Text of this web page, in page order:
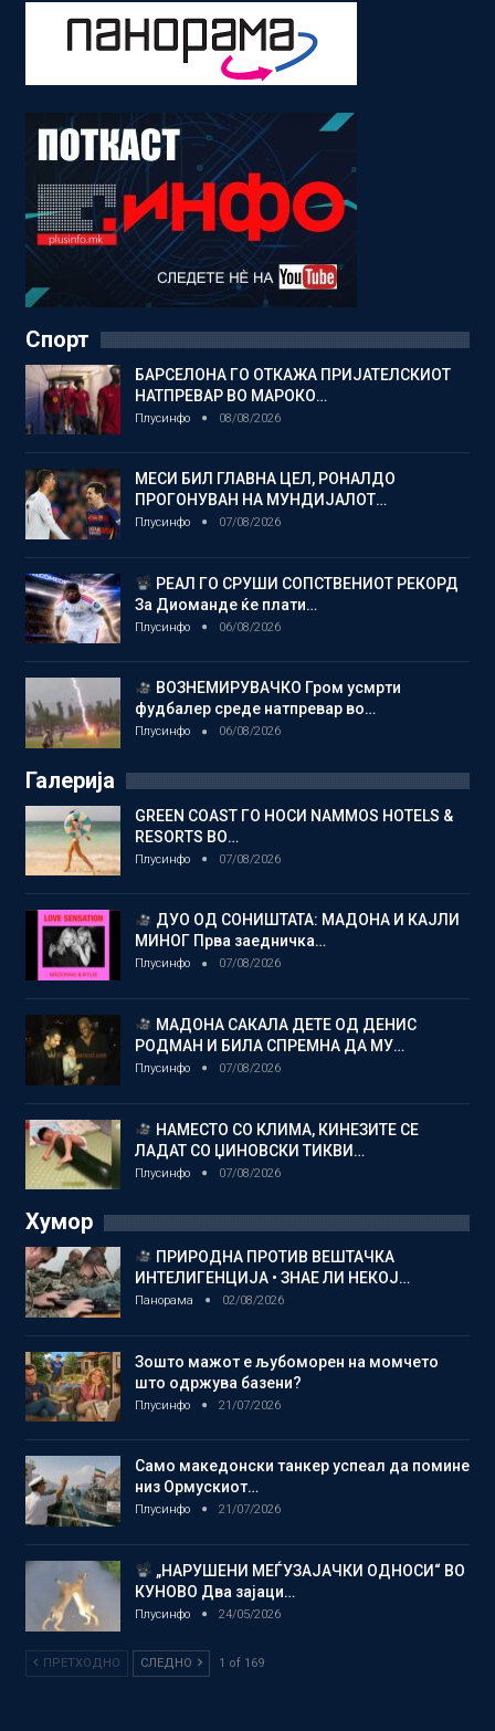
Спорт
БАРСЕЛОНА ГО ОТКАЖА ПРИЈАТЕЛСКИОТ
НАТПРЕВАР ВО МАРОКО…
Плусинфо 08/08/2026
МЕСИ БИЛ ГЛАВНА ЦЕЛ, РОНАЛДО
ПРОГОНУВАН НА МУНДИЈАЛОТ…
Плусинфо 07/08/2026
РЕАЛ ГО СРУШИ СОПСТВЕНИОТ РЕКОРД
За Диоманде ќе плати…
Плусинфо 06/08/2026
ВОЗНЕМИРУВАЧКО Гром усмрти
фудбалер среде натпревар во…
Плусинфо 06/08/2026
Галерија
GREEN COAST ГО НОСИ NAMMOS HOTELS &
RESORTS ВО…
Плусинфо 07/08/2026
ДУО ОД СОНИШТАТА: МАДОНА И КАЈЛИ
МИНОГ Прва заедничка…
Плусинфо 07/08/2026
МАДОНА САКАЛА ДЕТЕ ОД ДЕНИС
РОДМАН И БИЛА СПРЕМНА ДА МУ…
Плусинфо 07/08/2026
НАМЕСТО СО КЛИМА, КИНЕЗИТЕ СЕ
ЛАДАТ СО ЏИНОВСКИ ТИКВИ…
Плусинфо 07/08/2026
Хумор
ПРИРОДНА ПРОТИВ ВЕШТАЧКА
ИНТЕЛИГЕНЦИЈА • ЗНАЕ ЛИ НЕКОЈ…
Панорама 02/08/2026
Зошто мажот е љубоморен на момчето
што одржува базени?
Плусинфо 21/07/2026
Само македонски танкер успеал да помине
низ Ормускиот…
Плусинфо 21/07/2026
„НАРУШЕНИ МЕЃУЗАЈАЧКИ ОДНОСИ“ ВО
КУНОВО Два зајаци…
Плусинфо 24/05/2026
ПРЕТХОДНО СЛЕДНО 1 of 169